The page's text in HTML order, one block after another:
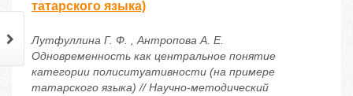
татарского языка)
Лутфуллина Г. Ф. , Антропова А. Е.
Одновременность как центральное понятие
категории полиситуативности (на примере
татарского языка) // Научно-методический